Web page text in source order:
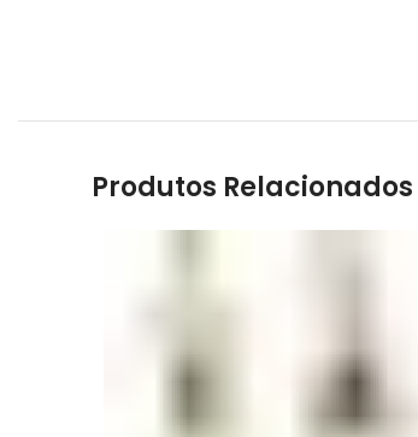
Produtos Relacionados